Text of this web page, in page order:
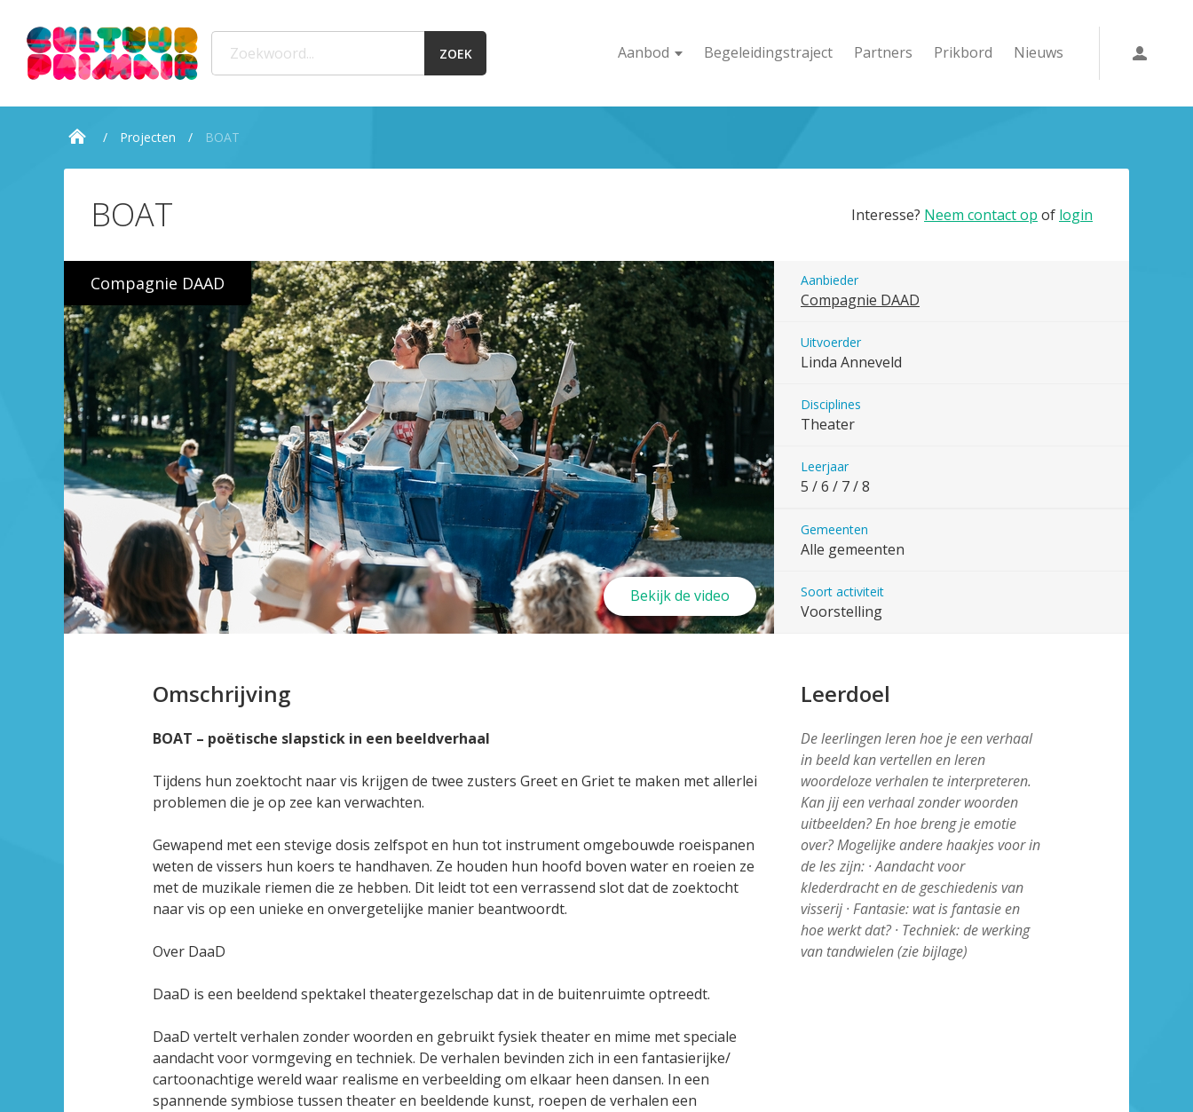
ZOEK Aanbod Begeleidingstraject Partners Prikbord Nieuws
Projecten BOAT
BOAT Interesse? Neem contact op of login
Compagnie DAAD
Bekijk de video
Aanbieder
Compagnie DAAD
Uitvoerder
Linda Anneveld
Disciplines
Theater
Leerjaar
5 / 6 / 7 / 8
Gemeenten
Alle gemeenten
Soort activiteit
Voorstelling
Omschrijving
BOAT – poëtische slapstick in een beeldverhaal
Tijdens hun zoektocht naar vis krijgen de twee zusters Greet en Griet te maken met allerlei
problemen die je op zee kan verwachten.
Gewapend met een stevige dosis zelfspot en hun tot instrument omgebouwde roeispanen
weten de vissers hun koers te handhaven. Ze houden hun hoofd boven water en roeien ze
met de muzikale riemen die ze hebben. Dit leidt tot een verrassend slot dat de zoektocht
naar vis op een unieke en onvergetelijke manier beantwoordt.
Over DaaD
DaaD is een beeldend spektakel theatergezelschap dat in de buitenruimte optreedt.
DaaD vertelt verhalen zonder woorden en gebruikt fysiek theater en mime met speciale
aandacht voor vormgeving en techniek. De verhalen bevinden zich in een fantasierijke/
cartoonachtige wereld waar realisme en verbeelding om elkaar heen dansen. In een
spannende symbiose tussen theater en beeldende kunst, roepen de verhalen een
Leerdoel
De leerlingen leren hoe je een verhaal
in beeld kan vertellen en leren
woordeloze verhalen te interpreteren.
Kan jij een verhaal zonder woorden
uitbeelden? En hoe breng je emotie
over? Mogelijke andere haakjes voor in
de les zijn: · Aandacht voor
klederdracht en de geschiedenis van
visserij · Fantasie: wat is fantasie en
hoe werkt dat? · Techniek: de werking
van tandwielen (zie bijlage)